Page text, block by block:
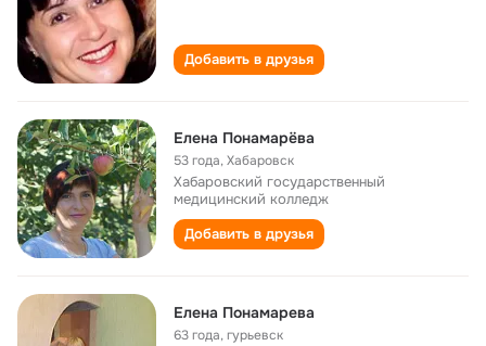
Добавить в друзья
Елена Понамарёва
53 года,Хабаровск
Хабаровский государственный
медицинский колледж
Добавить в друзья
Елена Понамарева
63 года,гурьевск